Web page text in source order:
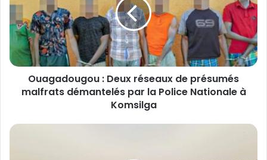
g
d
g
e
Ouagadougou : Deux réseaux de présumés
malfrats démantelés par la Police Nationale à
Komsilga
B